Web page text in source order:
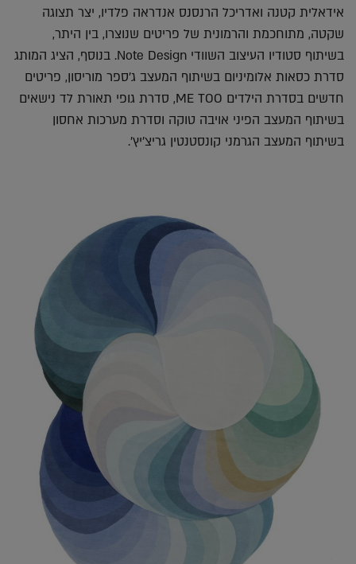
אידאלית קטנה ואדריכל הרנסנס אנדראה פלדיו, יצר תצוגה
שקטה, מתוחכמת והרמונית של פריטים שנוצרו, בין היתר,
בשיתוף סטודיו העיצוב השוודי Note Design. בנוסף, הציג המותג
סדרת כסאות אלומיניום בשיתוף המעצב ג'ספר מוריסון, פריטים
חדשים בסדרת הילדים ME TOO, סדרת גופי תאורת לד נישאים
בשיתוף המעצב הפיני אויבה טוקה וסדרת מערכות אחסון
בשיתוף המעצב הגרמני קונסטנטין גריצ'יץ'.